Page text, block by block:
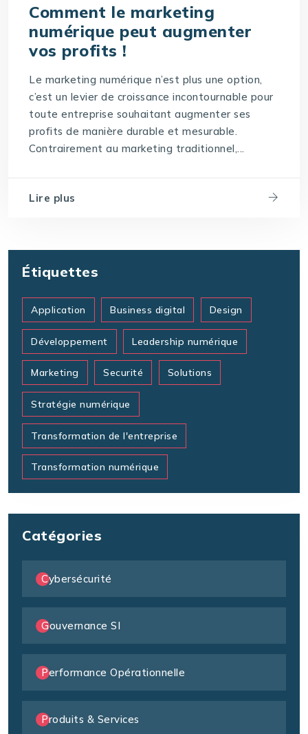
Comment le marketing
numérique peut augmenter
vos profits !
Le marketing numérique n’est plus une option,
c’est un levier de croissance incontournable pour
toute entreprise souhaitant augmenter ses
profits de manière durable et mesurable.
Contrairement au marketing traditionnel,...
Lire plus
Étiquettes
Application Business digital Design
Développement Leadership numérique
Marketing Securité Solutions
Stratégie numérique
Transformation de l'entreprise
Transformation numérique
Catégories
Cybersécurité
Gouvernance SI
Performance Opérationnelle
Produits & Services